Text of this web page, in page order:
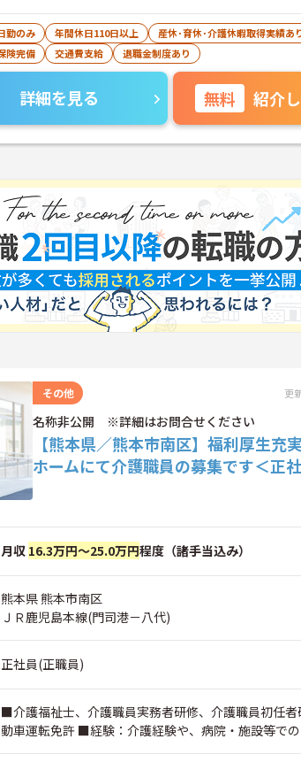
勤のみ 年間休日110日以上
産休･育休･介護休暇取得実績あ
険完備 交通費支給 退職金制度あり
詳細を見る 無料 紹介
その他 更
名称非公開 ※詳細はお問合せください
【熊本県／熊本市南区】福利厚生充
ホームにて介護職員の募集です＜正
月収 16.3万円～25.0万円程度（諸手当込み）
熊本県 熊本市南区
ＪＲ鹿児島本線(門司港－八代)
正社員(正職員)
■介護福祉士、介護職員実務者研修、介護職員初任
動車運転免許 ■経験：介護経験や、病院・施設等で